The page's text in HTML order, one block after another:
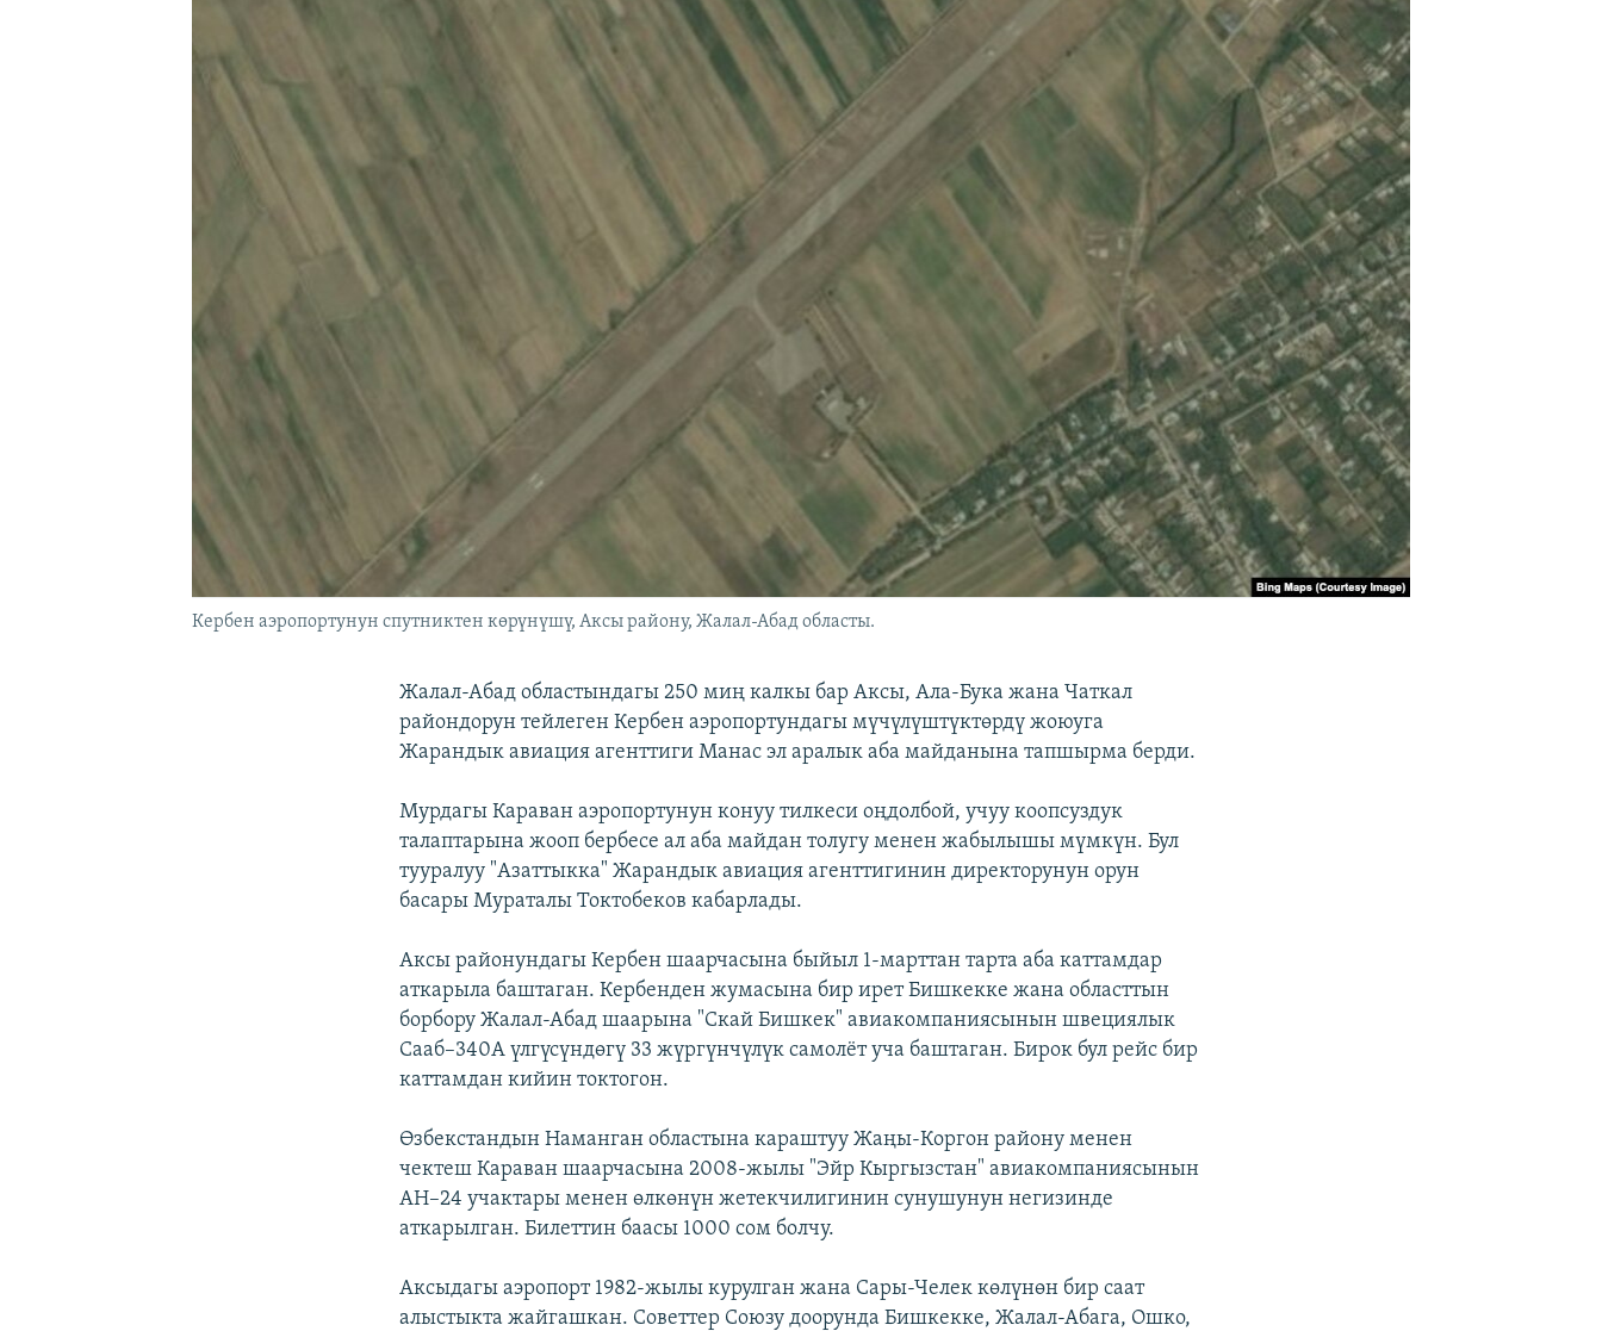
Кербен аэропортунун спутниктен көрүнүшү, Аксы району, Жалал-Абад областы.
Жалал-Абад областындагы 250 миң калкы бар Аксы, Ала-Бука жана Чаткал
райондорун тейлеген Кербен аэропортундагы мүчүлүштүктөрдү жоюуга
Жарандык авиация агенттиги Манас эл аралык аба майданына тапшырма берди.
Мурдагы Караван аэропортунун конуу тилкеси оңдолбой, учуу коопсуздук
талаптарына жооп бербесе ал аба майдан толугу менен жабылышы мүмкүн. Бул
тууралуу "Азаттыкка" Жарандык авиация агенттигинин директорунун орун
басары Мураталы Токтобеков кабарлады.
Аксы районундагы Кербен шаарчасына быйыл 1-марттан тарта аба каттамдар
аткарыла баштаган. Кербенден жумасына бир ирет Бишкекке жана областтын
борбору Жалал-Абад шаарына "Скай Бишкек" авиакомпаниясынын швециялык
Сааб–340А үлгүсүндөгү 33 жүргүнчүлүк самолёт уча баштаган. Бирок бул рейс бир
каттамдан кийин токтогон.
Өзбекстандын Наманган областына караштуу Жаңы-Коргон району менен
чектеш Караван шаарчасына 2008-жылы "Эйр Кыргызстан" авиакомпаниясынын
АН–24 учактары менен өлкөнүн жетекчилигинин сунушунун негизинде
аткарылган. Билеттин баасы 1000 сом болчу.
Аксыдагы аэропорт 1982-жылы курулган жана Сары-Челек көлүнөн бир саат
алыстыкта жайгашкан. Советтер Союзу доорунда Бишкекке, Жалал-Абага, Ошко,